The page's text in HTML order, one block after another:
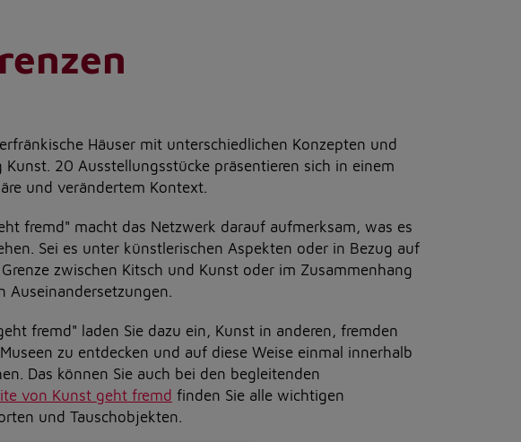
Häuser mit unterschiedlichen Konzepten und
20 Ausstellungsstücke präsentieren sich in einem
und verändertem Kontext.
fremd" macht das Netzwerk darauf aufmerksam, was es
Sei es unter künstlerischen Aspekten oder in Bezug auf
zwischen Kitsch und Kunst oder im Zusammenhang
Auseinandersetzungen.
fremd" laden Sie dazu ein, Kunst in anderen, fremden
zu entdecken und auf diese Weise einmal innerhalb
Das können Sie auch bei den begleitenden
von Kunst geht fremd finden Sie alle wichtigen
und Tauschobjekten.